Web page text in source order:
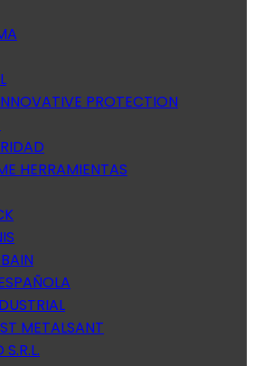
PROTECTION
HERRAMIENTAS
METALSANT